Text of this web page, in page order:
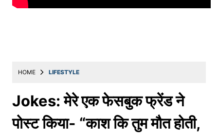
&
मराठी
मनोरंजन
स्पोर्ट्स
HOME LIFESTYLE
Jokes: मेरे एक फेसबुक फ्रेंड ने
पोस्ट किया- “काश कि तुम मौत होती,